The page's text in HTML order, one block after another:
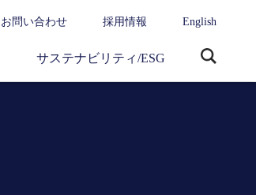
お問い合わせ 採用情報 English
サステナビリティ/ESG